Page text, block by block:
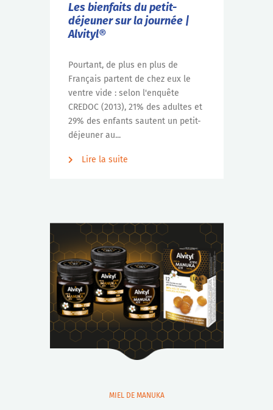
Les bienfaits du petit-
déjeuner sur la journée |
Alvityl®
Pourtant, de plus en plus de
Français partent de chez eux le
ventre vide : selon l'enquête
CREDOC (2013), 21% des adultes et
29% des enfants sautent un petit-
déjeuner au...
Lire la suite
MIEL DE MANUKA